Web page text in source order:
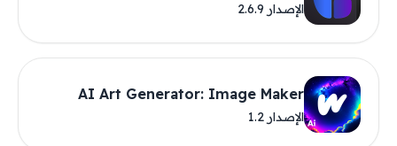
الإصدار 2.6.9
AI Art Generator: Image Maker
الإصدار 1.2